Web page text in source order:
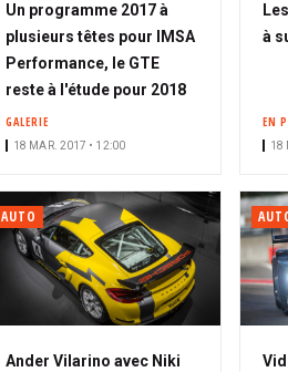
Un programme 2017 à
plusieurs têtes pour IMSA
Performance, le GTE
reste à l'étude pour 2018
GALERIE
18 MAR. 2017 • 12:00
à
EN
18
AUTO
Ander Vilarino avec Niki